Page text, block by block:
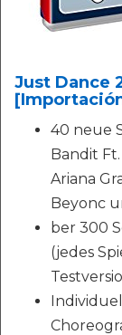
Just Dance
40 neue
Bandit
Ariana
Beyonc
ber 300
(jedes